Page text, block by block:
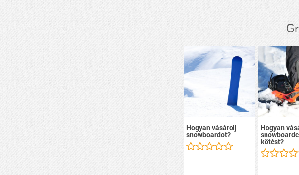
Hogyan vásárolj
snowboardot?
Hogyan
kötést?